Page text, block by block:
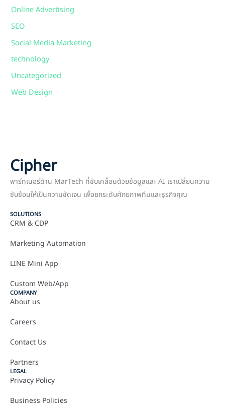
Online Advertising
SEO
Social Media Marketing
technology
Uncategorized
Web Design
Cipher
พาร์ทเนอร์ด้าน MarTech ที่ขับเคลื่อนด้วยข้อมูลและ AI เราเปลี่ยนความ
ซับซ้อนให้เป็นความชัดเจน เพื่อยกระดับศักยภาพทีมและธุรกิจคุณ
SOLUTIONS
CRM & CDP
Marketing Automation
LINE Mini App
Custom Web/App
COMPANY
About us
Careers
Contact Us
Partners
LEGAL
Privacy Policy
Business Policies